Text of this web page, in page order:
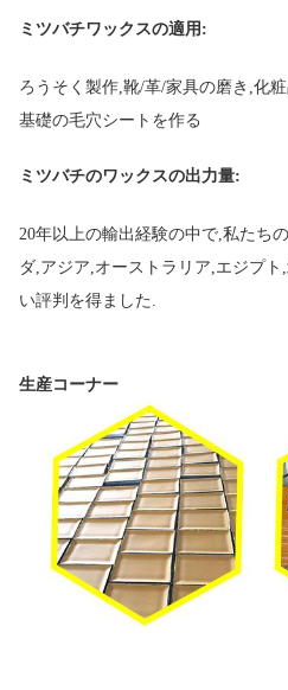
ミツバチワックスの適用:
ろうそく製作,靴/革/家具の磨き,化
基礎の毛穴シートを作る
ミツバチのワックスの出力量:
20年以上の輸出経験の中で,私たち
ダ,アジア,オーストラリア,エジプ
い評判を得ました.
生産コーナー